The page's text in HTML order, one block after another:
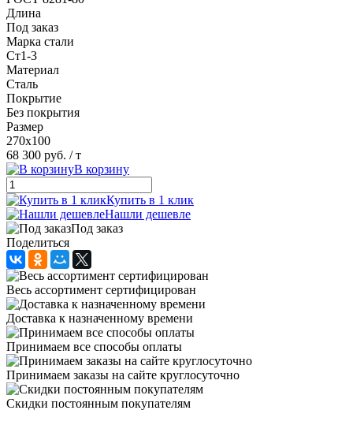
Длина
Под заказ
Марка стали
Ст1-3
Материал
Сталь
Покрытие
Без покрытия
Размер
270х100
68 300 руб. / т
В корзину
Купить в 1 клик
Нашли дешевле
Под заказ
Поделиться
Весь ассортимент сертифицирован
Доставка к назначенному времени
Принимаем все способы оплаты
Принимаем заказы на сайте круглосуточно
Скидки постоянным покупателям